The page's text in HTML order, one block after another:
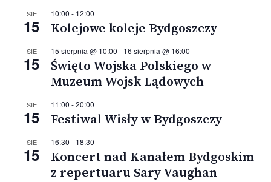
SIE
15
10:00 - 12:00
Kolejowe koleje Bydgoszczy
SIE
15
15 sierpnia @ 10:00 - 16 sierpnia @ 16:00
Święto Wojska Polskiego w
Muzeum Wojsk Lądowych
SIE
15
11:00 -20:00
Festiwal Wisły w Bydgoszczy
SIE
15
16:30 - 18:30
Koncert nad Kanałem Bydgoskim
z repertuaru Sary Vaughan